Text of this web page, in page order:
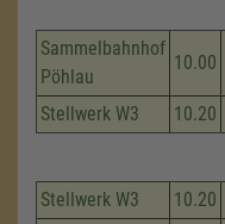
Sammelbahnhof
Pöhlau
10.00
Stellwerk W3 10.20
Stellwerk W3 10.20